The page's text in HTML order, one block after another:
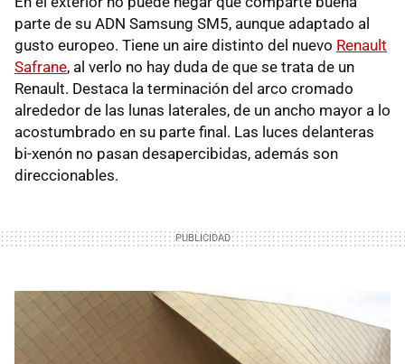
parte de su ADN Samsung SM5, aunque adaptado al
gusto europeo. Tiene un aire distinto del nuevo Renault
Safrane, al verlo no hay duda de que se trata de un
Renault. Destaca la terminación del arco cromado
alrededor de las lunas laterales, de un ancho mayor a lo
acostumbrado en su parte final. Las luces delanteras
bi-xenón no pasan desapercibidas, además son
direccionables.